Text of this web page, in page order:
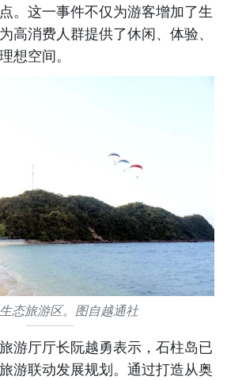
。这一事件不仅为游客增加了生
高消费人群提供了休闲、体验、
想空间。
态旅游区。图自越通社
游厅厅长阮越勇表示，石柱岛已
游联动发展规划。通过打造从奥